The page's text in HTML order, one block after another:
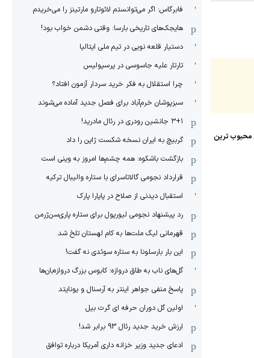
فابرگاس: اگر می‌توانستم لائوتارو مارتینز را می‌خریدم
هایجک‌های تاریخی بارسا: وقتی دشمن خواب بود!
دستیار قلعه نویی در تیم ملی ایتالیا
تارتار علیه جاسوسی در پرسپولیس
چرا استقلال به فکر خرید سردار آزمون افتاد؟
سبزپوشان خرم‌آباد برای فصل جدید آماده می‌شوند
۳+۱ جانشین رودری در رئال مادرید!
گربیچ به ایران نسخه شکست ژاپن را داد
بازگشت باشکوه: همه چشم‌ها امروز به وینی است
قرارداد نجومی گالاتاسرای با ستاره والیبال ترکیه
استقبال دیدنی از صلاح در پاپارا پارک
رد پیشنهاد نجومی لیورپول برای ستاره پاری‌سن‌ژرمن
قهرمانی لیگ ملت‌ها به کام لهستان تلخ شد
این بار بارسلونا به ستاره سوئدی نه گفت!
گل‌های ناب به طاق دروازه؛ کابوس بزرگ دروازه‌بان‌ها
پاسخ منفی جواهر اینتر به آرسنال و یونایتد
اولین گل دوران حرفه ای گرت بیل
ارزش خرید جدید رئال 93 برابر شد!
ادعای جدید وزیر خزانه داری آمریکا درباره توافق